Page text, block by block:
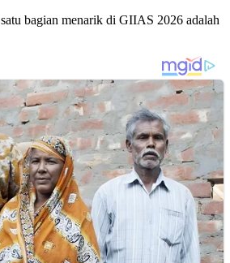
bagian menarik di GIIAS 2026 adalah